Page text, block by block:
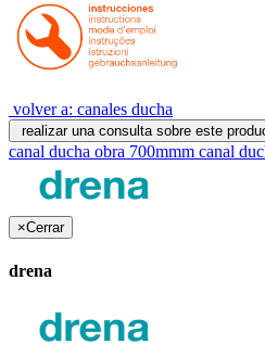
volver a: canales ducha
realizar una consulta sobre este
canal ducha obra 700mmm canal
×Cerrar
drena